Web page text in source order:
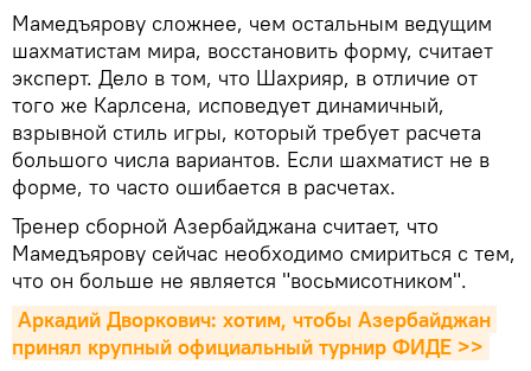
Мамедъярову сложнее, чем остальным ведущим
шахматистам мира, восстановить форму, считает
эксперт. Дело в том, что Шахрияр, в отличие от
того же Карлсена, исповедует динамичный,
взрывной стиль игры, который требует расчета
большого числа вариантов. Если шахматист не в
форме, то часто ошибается в расчетах.
Тренер сборной Азербайджана считает, что
Мамедъярову сейчас необходимо смириться с тем,
что он больше не является "восьмисотником".
Аркадий Дворкович: хотим, чтобы Азербайджан
принял крупный официальный турнир ФИДЕ >>